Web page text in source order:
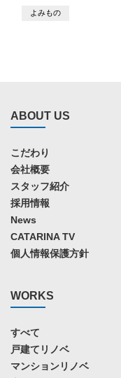
よみもの
ABOUT US
こだわり
会社概要
スタッフ紹介
採用情報
News
CATARINA TV
個人情報保護方針
WORKS
すべて
戸建てリノベ
マンションリノベ